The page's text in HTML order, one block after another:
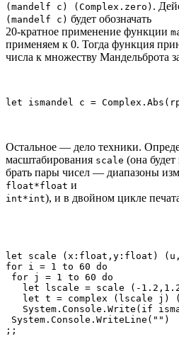
(mandelf c) (Complex.zero) .
(mandelf c) будет обозначать
20-кратное применение функции
применяем к 0. Тогда функция
числа к множеству Мандельброта
let ismandel c =
Остальное — дело техники.
масштабирования scale (она будет
брать пары чисел — диапазоны
float*float и
int*int), и в двойном цикле
let scale (x:float,y:float)
for i = 1 to 60 do
for j = 1 to 60 do
let lscale = scale (-
let t = complex (lscale j)
System.Console.Write(if
System.Console.WriteLine("")